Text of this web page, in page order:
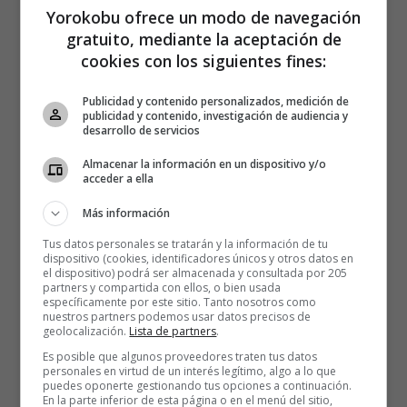
No es lo mismo ver a Cary Grant en “Atrapa un ladrón”
Yorokobu ofrece un modo de navegación
gratuito, mediante la aceptación de
cookies con los siguientes fines:
Publicidad y contenido personalizados, medición de
publicidad y contenido, investigación de audiencia y
desarrollo de servicios
Almacenar la información en un dispositivo y/o
acceder a ella
Más información
Tus datos personales se tratarán y la información de tu
dispositivo (cookies, identificadores únicos y otros datos en
el dispositivo) podrá ser almacenada y consultada por 205
partners y compartida con ellos, o bien usada
específicamente por este sitio. Tanto nosotros como
nuestros partners podemos usar datos precisos de
geolocalización. Lista de partners.
Es posible que algunos proveedores traten tus datos
personales en virtud de un interés legítimo, algo a lo que
puedes oponerte gestionando tus opciones a continuación.
En la parte inferior de esta página o en el menú del sitio,